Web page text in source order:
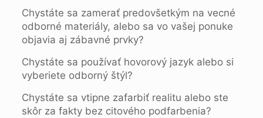
Chystáte sa zamerať predovšetkým na vecné
odborné materiály, alebo sa vo vašej ponuke
objavia aj zábavné prvky?
Chystáte sa používať hovorový jazyk alebo si
vyberiete odborný štýl?
Chystáte sa vtipne zafarbiť realitu alebo ste
skôr za fakty bez citového podfarbenia?